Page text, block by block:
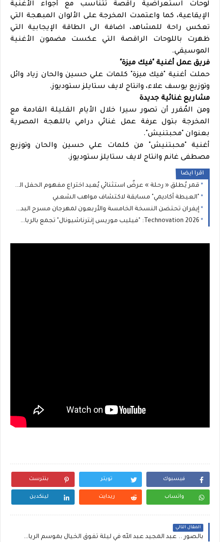
لوحات استعراضية راقصة تتناسب مع أجواء الأغنية
الإيقاعية، كما واعتمدت المخرجة على الألوان المبهجة التي
تعكس راحة للمشاهد، اضافة الى الطاقة الإيجابية التي
ظهرت باللوحات الراقصة التي عكست مضمون الأغنية
الموسيقي.
فريق عمل أغنية "فيك ميزة"
حملت أغنية "فيك ميزة" كلمات علي حسين والحان زياد وائل
وتوزيع يوسف علاء، وانتاج لايف ستايلز ستوديوز.
مشاريع غنائية جديدة
ومن المُقرر أن تصور سيرا خلال الأيام القليلة القادمة مع
المخرجة بتول عرفة عمل غنائي درامي باللهجة المصرية
بعنوان "محبتنيش".
أغنية "محبتنيش" من كلمات علي حسين والحان وتوزيع
مصطفى غانم وانتاج لايف ستايلز ستوديوز.
اقرا ايضا
قمر يُطلق « رحلة » عرضٌ استثنائي يُعيد اختراع مفهوم الحفل الموسيقي
"العيطة أكاديمي" مسابقة لاكتشاف مواهب الشعبي
إيفران تحتضن النسخة الخامسة والأربعون لمهرجان مسرح البدوي تحت شعار: “الفن في خدمة التنمية”
2026 Technovation: "فيليب موريس إنترناشيونال" تجمع بالرباط خبراء دوليين لتسريع الحوار حول الابتكار والعلم والصحة العامة
فيسبوك تويتر بنترست
واتساب ريدايت لينكدين
المقال التالي
بالصور .. عبد المجيد عبد الله في ليلة تفوق الخيال بموسم الرياض يؤكد انه حاله غنائية متفردة ويوجه رسالة للمستشار تركي آل الشيخ ويجيب عن لحن محمد عبده